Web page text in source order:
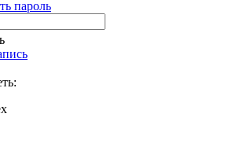
пароль